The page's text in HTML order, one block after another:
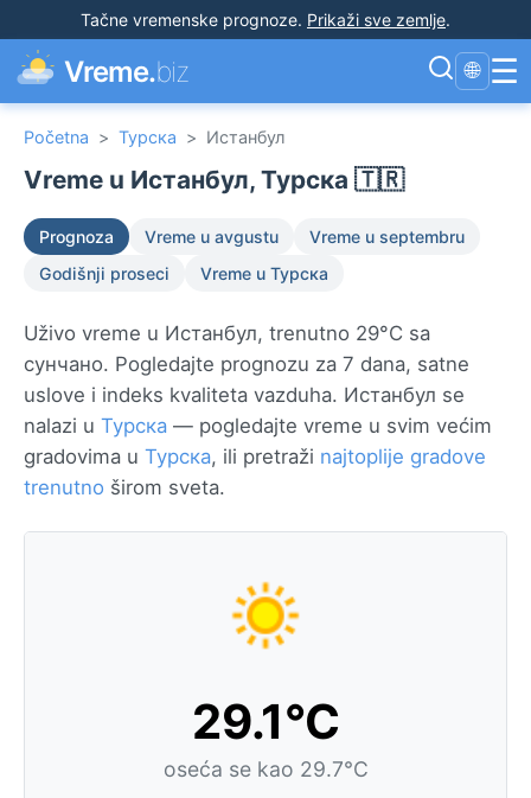
Tačne vremenske prognoze. Prikaži sve zemlje.
Vreme.biz 🌐 ☰
Početna > Турска > Истанбул
Vreme u Истанбул, Турска 🇹🇷
Prognoza Vreme u avgustu
Vreme u septembru
Godišnji proseci
Vreme u Турска
Uživo vreme u Истанбул, trenutno 29°C sa
сунчано. Pogledajte prognozu za 7 dana, satne
uslove i indeks kvaliteta vazduha. Истанбул se
nalazi u Турска — pogledajte vreme u svim većim
gradovima u Турска, ili pretraži najtoplije gradove
trenutno širom sveta.
29.1°C
oseća se kao 29.7°C